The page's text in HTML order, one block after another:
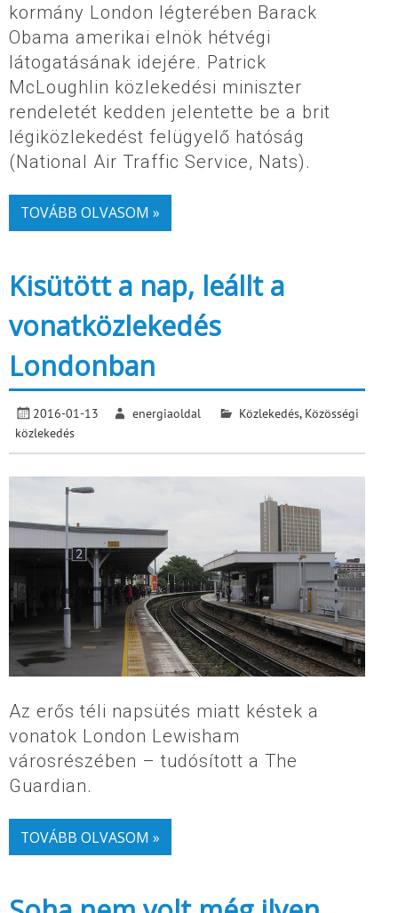
kormány London légterében Barack
Obama amerikai elnök hétvégi
látogatásának idejére. Patrick
McLoughlin közlekedési miniszter
rendeletét kedden jelentette be a brit
légiközlekedést felügyelő hatóság
(National Air Traffic Service, Nats).
TOVÁBB OLVASOM »
Kisütött a nap, leállt a
vonatközlekedés
Londonban
2016-01-13 energiaoldal Közlekedés, Közösségi
közlekedés
Az erős téli napsütés miatt késtek a
vonatok London Lewisham
városrészében – tudósított a The
Guardian.
TOVÁBB OLVASOM »